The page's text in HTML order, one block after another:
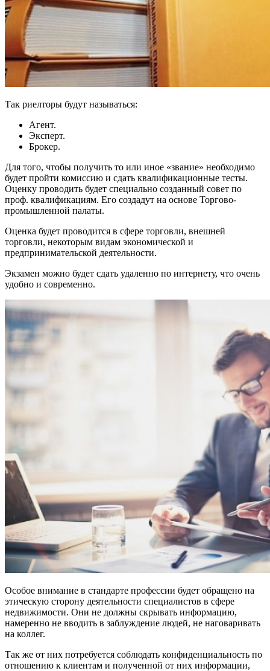
Так риелторы будут называться:
Агент.
Эксперт.
Брокер.
Для того, чтобы получить то или иное «звание» необходимо
будет пройти комиссию и сдать квалификационные тесты.
Оценку проводить будет специально созданный совет по
проф. квалификациям. Его создадут на основе Торгово-
промышленной палаты.
Оценка будет проводится в сфере торговли, внешней
торговли, некоторым видам экономической и
предпринимательской деятельности.
Экзамен можно будет сдать удаленно по интернету, что очень
удобно и современно.
Особое внимание в стандарте профессии будет обращено на
этическую сторону деятельности специалистов в сфере
недвижимости. Они не должны скрывать информацию,
намеренно не вводить в заблуждение людей, не наговаривать
на коллег.
Так же от них потребуется соблюдать конфиденциальность по
отношению к клиентам и полученной от них информации,